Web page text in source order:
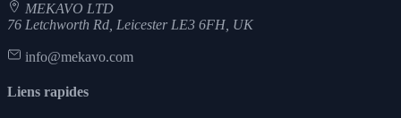
MEKAVO LTD
76 Letchworth Rd, Leicester LE3 6FH, UK
info@mekavo.com
Liens rapides